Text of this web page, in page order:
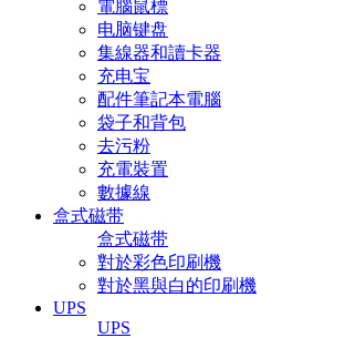
電腦鼠標
电脑键盘
集線器和讀卡器
充电宝
配件筆記本電腦
袋子和背包
去污粉
充電裝置
數據線
盒式磁带
盒式磁带
對於彩色印刷機
對於黑與白的印刷機
UPS
UPS